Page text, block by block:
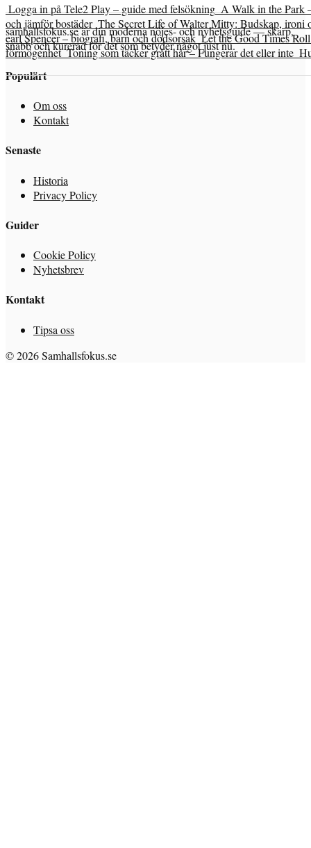
Logga in på Tele2 Play – guide med felsökning A Walk in the Park
och jämför bostäder The Secret Life of Walter Mitty: Budskap, ironi
earl Spencer – biografi, barn och dödsorsak Let the Good Times
förmögenhet Toning som täcker grått hår – Fungerar det eller inte
samhallsfokus.se är din moderna nöjes- och nyhetsguide — skarp,
snabb och kurerad för det som betyder något just nu.
Populärt
Om oss
Kontakt
Senaste
Historia
Privacy Policy
Guider
Cookie Policy
Nyhetsbrev
Kontakt
Tipsa oss
© 2026 Samhallsfokus.se